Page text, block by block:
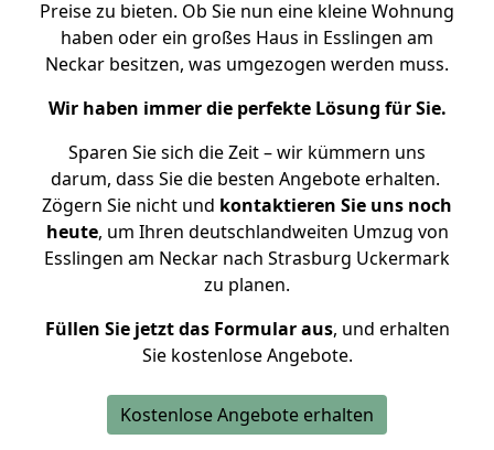
Preise zu bieten. Ob Sie nun eine kleine Wohnung
haben oder ein großes Haus in Esslingen am
Neckar besitzen, was umgezogen werden muss.
Wir haben immer die perfekte Lösung für Sie.
Sparen Sie sich die Zeit – wir kümmern uns
darum, dass Sie die besten Angebote erhalten.
Zögern Sie nicht und kontaktieren Sie uns noch
heute, um Ihren deutschlandweiten Umzug von
Esslingen am Neckar nach Strasburg Uckermark
zu planen.
Füllen Sie jetzt das Formular aus, und erhalten
Sie kostenlose Angebote.
Kostenlose Angebote erhalten